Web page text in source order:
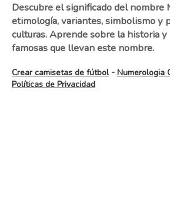
Descubre el significado del nombre
etimología, variantes, simbolismo y
culturas. Aprende sobre la historia
famosas que llevan este nombre.
Crear camisetas de fútbol- Numerologia
Políticas de Privacidad